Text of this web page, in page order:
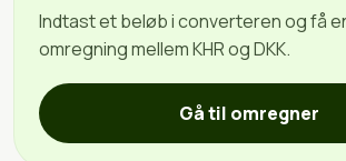
Indtast et beløb i converteren og få
omregning mellem KHR og DKK.
Gå til omregner